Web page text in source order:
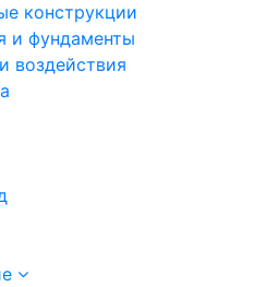
конструкции
и фундаменты
воздействия